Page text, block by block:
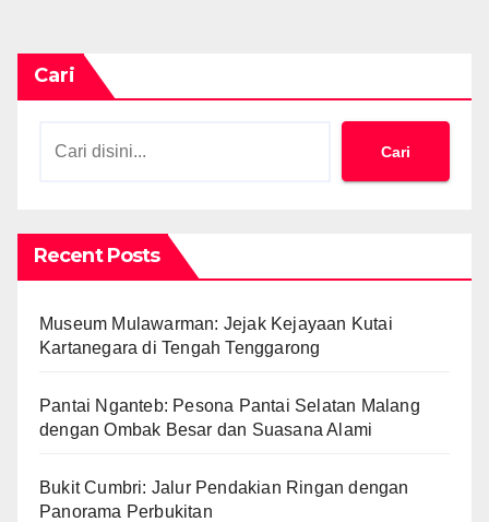
Cari
Cari
Recent Posts
Museum Mulawarman: Jejak Kejayaan Kutai
Kartanegara di Tengah Tenggarong
Pantai Nganteb: Pesona Pantai Selatan Malang
dengan Ombak Besar dan Suasana Alami
Bukit Cumbri: Jalur Pendakian Ringan dengan
Panorama Perbukitan